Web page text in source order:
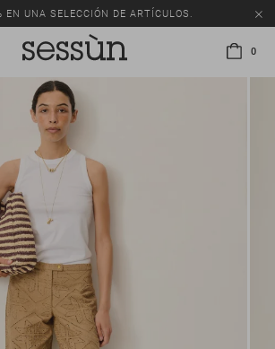
UNA SELECCIÓN DE ARTÍCULOS.
0